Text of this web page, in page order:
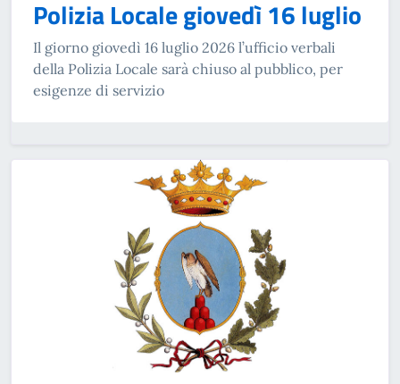
Polizia Locale giovedì 16 luglio
Il giorno giovedì 16 luglio 2026 l’ufficio verbali
della Polizia Locale sarà chiuso al pubblico, per
esigenze di servizio